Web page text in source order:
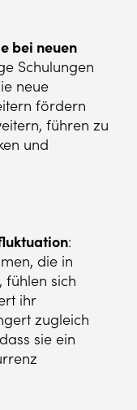
bei neuen
Schulungen
neue
fördern
führen zu
und
:
die in
fühlen sich
ihr
zugleich
sie ein